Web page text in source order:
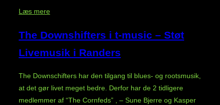
Læs mere“Chris
And
BlueSpand
The
Downshifters”
The Downshifters i t-music – Støt
Livemusik i Randers
The Downschifters har den tilgang til blues- og rootsmusik,
at det gør livet meget bedre. Derfor har de 2 tidligere
medlemmer af “The Cornfeds” , – Sune Bjerre og Kasper